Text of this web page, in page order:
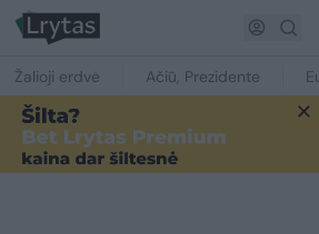
Žalioji erdvė Ačiū, Prezidente